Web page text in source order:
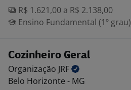
R$ 1.621,00 a R$ 2.138,00
Ensino Fundamental (1º grau)
Cozinheiro Geral
Organização JRF
Belo Horizonte - MG